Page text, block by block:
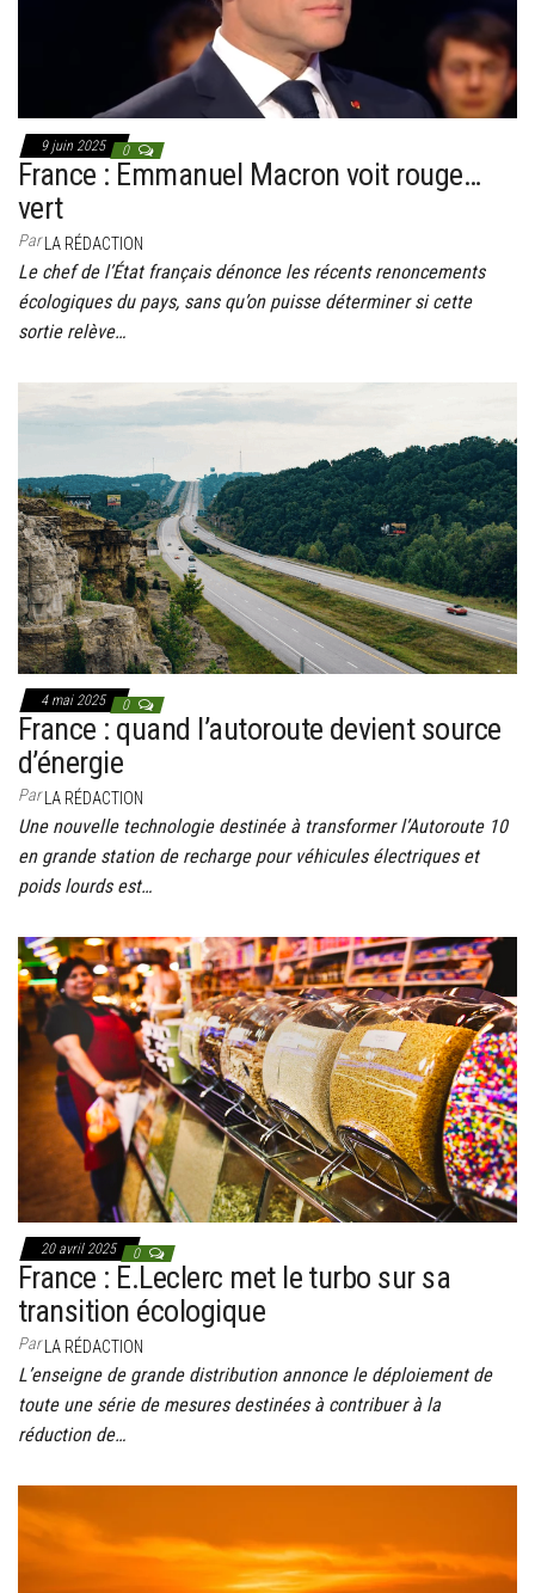
9 juin 2025 0
France : Emmanuel Macron voit rouge…
vert
Par LA RÉDACTION
Le chef de l’État français dénonce les récents renoncements
écologiques du pays, sans qu’on puisse déterminer si cette
sortie relève…
4 mai 2025 0
France : quand l’autoroute devient source
d’énergie
Par LA RÉDACTION
Une nouvelle technologie destinée à transformer l’Autoroute 10
en grande station de recharge pour véhicules électriques et
poids lourds est…
20 avril 2025 0
France : E.Leclerc met le turbo sur sa
transition écologique
Par LA RÉDACTION
L’enseigne de grande distribution annonce le déploiement de
toute une série de mesures destinées à contribuer à la
réduction de…